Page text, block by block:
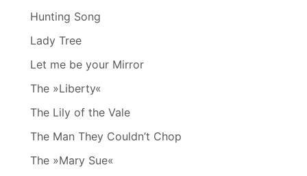
Hunting Song
Lady Tree
Let me be your Mirror
The »Liberty«
The Lily of the Vale
The Man They Couldn’t Chop
The »Mary Sue«